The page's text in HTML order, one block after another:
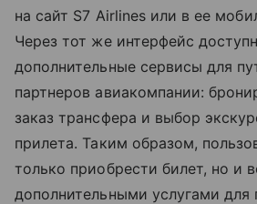
на сайт S7 Airlines или в ее
Через тот же интерфейс
дополнительные сервисы для
партнеров авиакомпании:
заказ трансфера и выбор
прилета. Таким образом,
только приобрести билет, но и
дополнительными услугами для